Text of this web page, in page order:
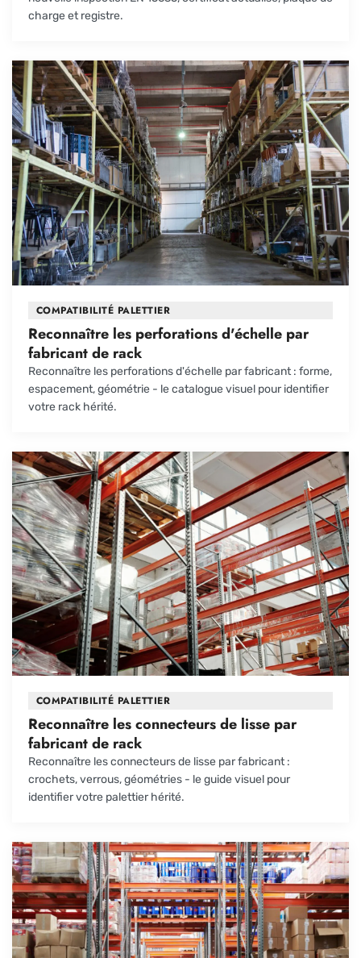
charge et registre.
COMPATIBILITÉ PALETTIER
Reconnaître les perforations d'échelle par
fabricant de rack
Reconnaître les perforations d'échelle par fabricant : forme,
espacement, géométrie - le catalogue visuel pour identifier
votre rack hérité.
COMPATIBILITÉ PALETTIER
Reconnaître les connecteurs de lisse par
fabricant de rack
Reconnaître les connecteurs de lisse par fabricant :
crochets, verrous, géométries - le guide visuel pour
identifier votre palettier hérité.